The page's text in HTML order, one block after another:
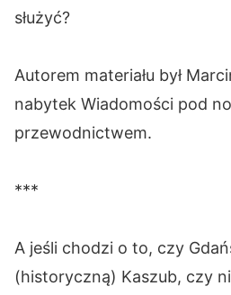
służyć?
Autorem materiału był
nabytek Wiadomości pod
przewodnictwem.
***
A jeśli chodzi o to, czy
(historyczną) Kaszub, czy